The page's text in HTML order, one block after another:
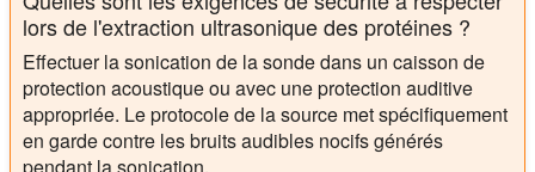
lors de l'extraction ultrasonique des protéines ?
Effectuer la sonication de la sonde dans un caisson de
protection acoustique ou avec une protection auditive
appropriée. Le protocole de la source met spécifiquement
en garde contre les bruits audibles nocifs générés